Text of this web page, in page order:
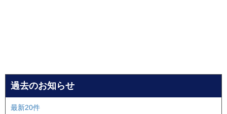
過去のお知らせ
最新20件